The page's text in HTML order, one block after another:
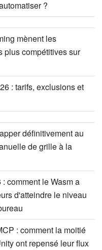
?
mènent les
plus compétitives sur
: tarifs, exclusions et
définitivement au
de grille à la
comment le Wasm a
d'atteindre le niveau
: comment la moitié
ont repensé leur flux